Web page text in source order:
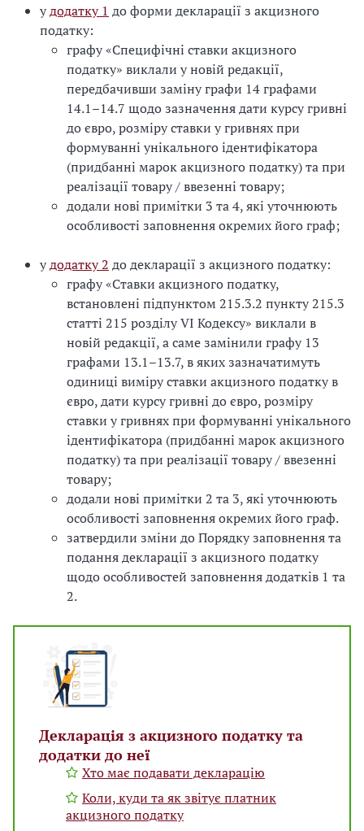
удодатку 1 до форми декларації з акцизного
податку:
графу «Специфічні ставки акцизного
податку» виклали у новій редакції,
передбачивши заміну графи 14 графами
14.1–14.7 щодо зазначення дати курсу гривні
до євро, розміру ставки у гривнях при
формуванні унікального ідентифікатора
(придбанні марок акцизного податку) та при
реалізації товару / ввезенні товару;
додали нові примітки 3 та 4, які уточнюють
особливості заповнення окремих його граф;
удодатку 2 до декларації з акцизного податку:
графу «Ставки акцизного податку,
встановлені підпунктом 215.3.2 пункту 215.3
статті 215 розділу VI Кодексу» виклали в
новій редакції, а саме замінили графу 13
графами 13.1–13.7, в яких зазначатимуть
одиниці виміру ставки акцизного податку в
євро, дати курсу гривні до євро, розміру
ставки у гривнях при формуванні унікального
ідентифікатора (придбанні марок акцизного
податку) та при реалізації товару / ввезенні
товару;
додали нові примітки 2 та 3, які уточнюють
особливості заповнення окремих його граф.
затвердили зміни до Порядку заповнення та
подання декларації з акцизного податку
щодо особливостей заповнення додатків 1 та
2.
Декларація з акцизного податку та
додатки до неї
Хто має подавати декларацію
Коли, куди та як звітує платник
акцизного податку